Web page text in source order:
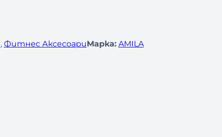
, Фитнес АксесоариМарка: AMILA